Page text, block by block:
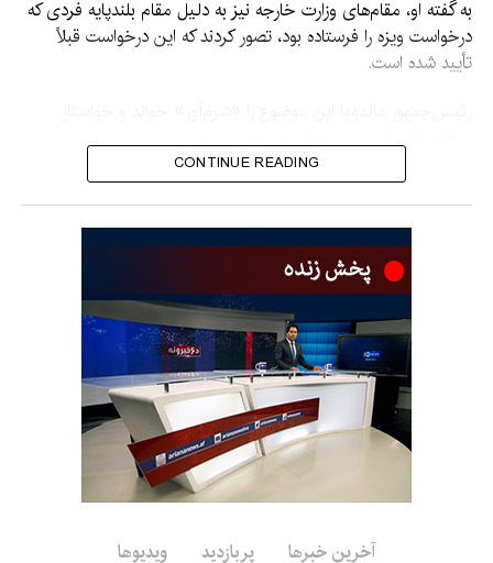
به گفته او، مقام‌های وزارت خارجه نیز به دلیل مقام بلندپایه فردی که
درخواست ویزه را فرستاده بود، تصور کردند که این درخواست قبلاً
تأیید شده است.
برخورد انضباطی با مسئولان این تصمیم شد.
ساندو گفت: «براساس اطلاعاتی که در اختیار دارم، یکی از معینان
وزارت زراعت بررسی نکرده بود که سیاست جمهوری مالدووا در قبال
رژیم افغانستان چیست. این موضوع عجیب است.»
او افزود که حکومت به وی گفته است با هدف جلوگیری از تکرار
چنین مواردی، با مقام‌های مسئول برخورد انضباطی خواهد شد.
پیش از این، واسیله ساربن، معین وزارت زراعت مالدووا، گفته بود که
سفر هیأت افغانستان پس از درخواست یک شرکت مالدووا انجام
شده است.
به گفته او، این شرکت تولیدکننده محصولات زراعتی است و
محصولات خود را به ازبیکستان صادر می‌کند و می‌خواست بازار
CONTINUE READING
آخرین خبرها پربازدید ویدیوها